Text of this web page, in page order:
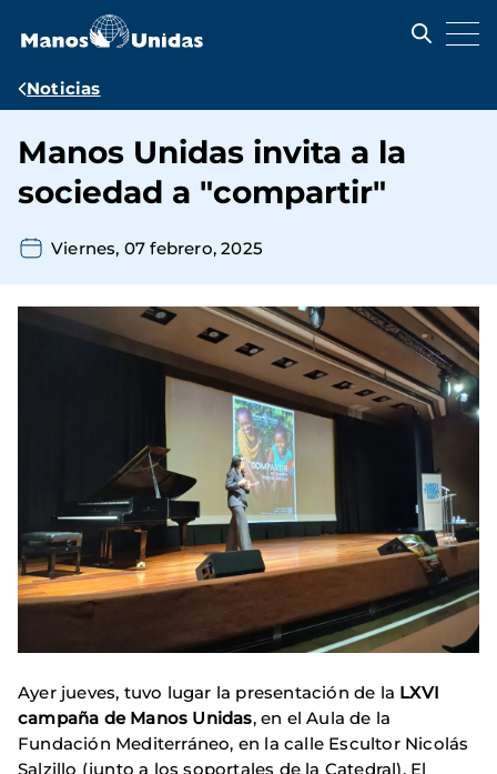
contenido
Ruta
navegación
Noticias
Manos Unidas invita a la
sociedad a "compartir"
Viernes, 07 febrero, 2025
Ayer jueves, tuvo lugar la presentación de la LXVI
campaña de Manos Unidas, en el Aula de la
Fundación Mediterráneo, en la calle Escultor Nicolás
Salzillo (junto a los soportales de la Catedral). El